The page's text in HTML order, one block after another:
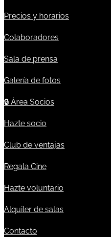
Precios y horarios
Colaboradores
Sala de prensa
Galería de fotos
🔒 Área Socios
Hazte socio
Club de ventajas
Regala Cine
Hazte voluntario
Alquiler de salas
Contacto